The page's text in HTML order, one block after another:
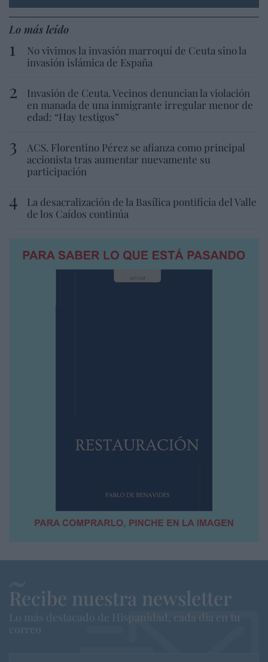
Lo más leído
No vivimos la invasión marroquí de Ceuta sino la
invasión islámica de España
Invasión de Ceuta. Vecinos denuncian la violación
en manada de una inmigrante irregular menor de
edad: “Hay testigos”
ACS. Florentino Pérez se afianza como principal
accionista tras aumentar nuevamente su
participación
La desacralización de la Basílica pontificia del Valle
de los Caídos continúa
Recibe nuestra newsletter
Lo más destacado de Hispanidad, cada dia en tu
correo